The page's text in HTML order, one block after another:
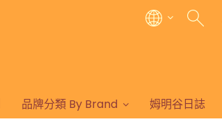
品牌分類 By Brand 姆明谷日誌